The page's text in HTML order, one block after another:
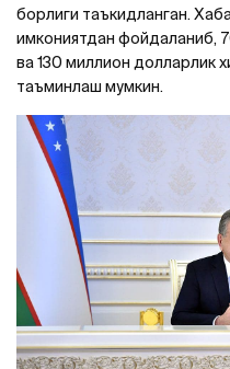
борлиги таъкидланган.
имкониятдан фойдаланиб,
ва 130 миллион долларлик
таъминлаш мумкин.